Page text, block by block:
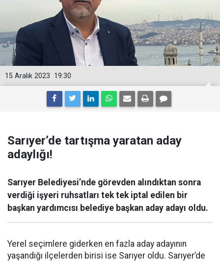
19:30
15 Aralık 2023
Sarıyer’de tartışma yaratan aday
adaylığı!
Sarıyer Belediyesi’nde görevden alındıktan sonra
verdiği işyeri ruhsatları tek tek iptal edilen bir
başkan yardımcısı belediye başkan aday adayı oldu.
Yerel seçimlere giderken en fazla aday adayının
yaşandığı ilçelerden birisi ise Sarıyer oldu. Sarıyer’de